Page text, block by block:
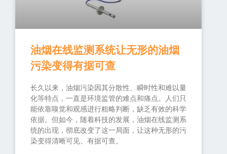
油烟在线监测系统让无形的油烟
污染变得有据可查
长久以来，油烟污染因其分散性、瞬时性和难以量
化等特点，一直是环境监管的难点和痛点。人们只
能依靠嗅觉和观感进行粗略判断，缺乏有效的科学
依据。但如今，随着科技的发展，油烟在线监测系
统的出现，彻底改变了这一局面，让这种无形的污
染变得清晰可见、有据可查。